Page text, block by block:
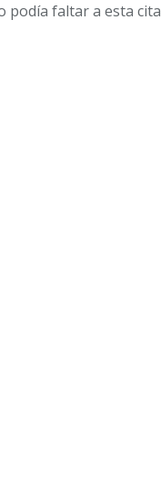
podía faltar a esta cita